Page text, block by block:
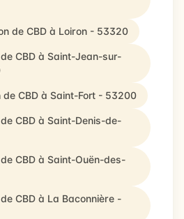
de CBD à Loiron - 53320
CBD à Saint-Jean-sur-
CBD à Saint-Fort - 53200
CBD à Saint-Denis-de-
CBD à Saint-Ouën-des-
CBD à La Baconnière -